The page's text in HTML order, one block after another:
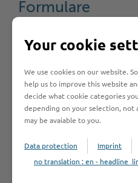
Formulare
noch wissen?
Weiterführende
Informationen
Your cookie
We use cookies on our website.
help us to improve this website
decide what cookie categories
depending on your selection,
may be avaiable to you.
Data protection
Imprint
no translation : en -